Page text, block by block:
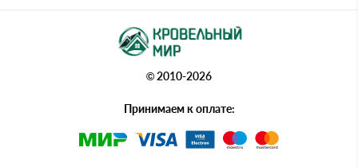
© 2010-2026
Принимаем к оплате: